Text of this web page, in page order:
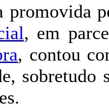
promovida
, em
, contou
sobretudo